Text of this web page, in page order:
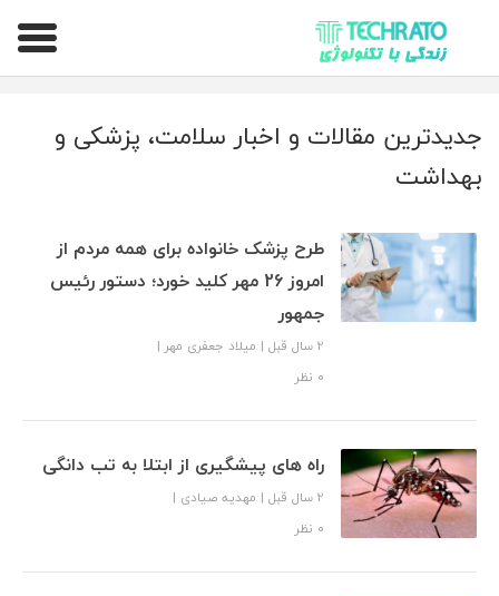
تکراتو – زندگی با تکنولوژی
جدیدترین مقالات و اخبار سلامت، پزشکی و
بهداشت
طرح پزشک خانواده برای همه مردم از
امروز 26 مهر کلید خورد؛ دستور رئیس
جمهور
2 سال قبل | میلاد جعفری مهر |
۰ نظر
راه های پیشگیری از ابتلا به تب دانگی
2 سال قبل | مهدیه صیادی |
۰ نظر